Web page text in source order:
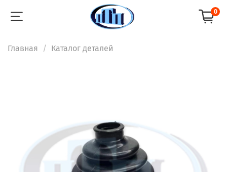
0
Главная Каталог деталей